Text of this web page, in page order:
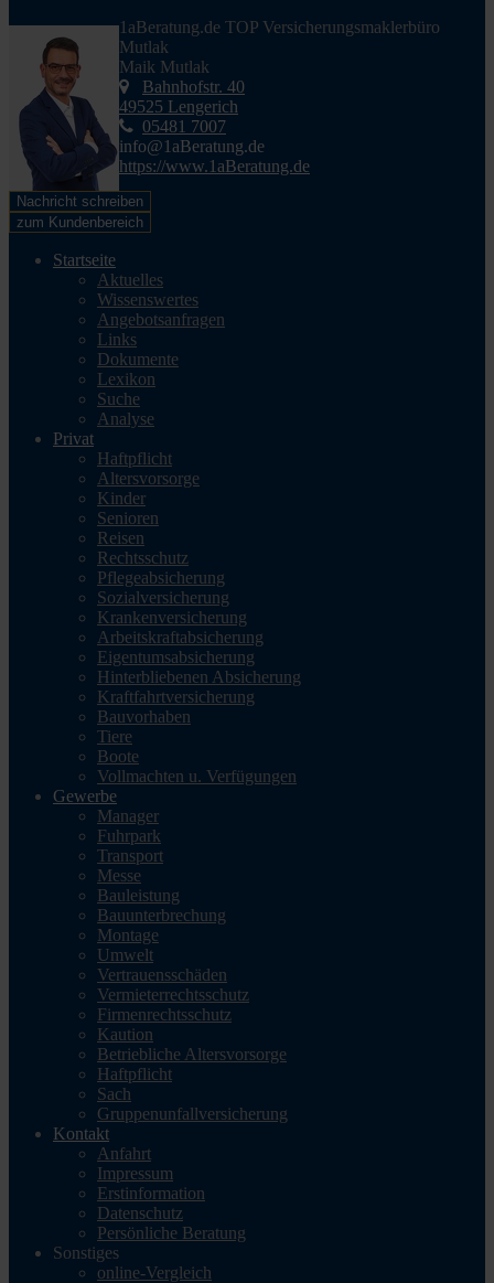
1aBeratung.de TOP Versicherungsmaklerbüro
Mutlak
Maik Mutlak
Bahnhofstr. 40
49525 Lengerich
05481 7007
info@1aBeratung.de
https://www.1aBeratung.de
Nachricht schreiben
zum Kundenbereich
Startseite
Aktuelles
Wissenswertes
Angebotsanfragen
Links
Dokumente
Lexikon
Suche
Analyse
Privat
Haftpflicht
Altersvorsorge
Kinder
Senioren
Reisen
Rechtsschutz
Pflegeabsicherung
Sozialversicherung
Krankenversicherung
Arbeitskraftabsicherung
Eigentumsabsicherung
Hinterbliebenen Absicherung
Kraftfahrtversicherung
Bauvorhaben
Tiere
Boote
Vollmachten u. Verfügungen
Gewerbe
Manager
Fuhrpark
Transport
Messe
Bauleistung
Bauunterbrechung
Montage
Umwelt
Vertrauensschäden
Vermieterrechtsschutz
Firmenrechtsschutz
Kaution
Betriebliche Altersvorsorge
Haftpflicht
Sach
Gruppenunfallversicherung
Kontakt
Anfahrt
Impressum
Erstinformation
Datenschutz
Persönliche Beratung
Sonstiges
online-Vergleich